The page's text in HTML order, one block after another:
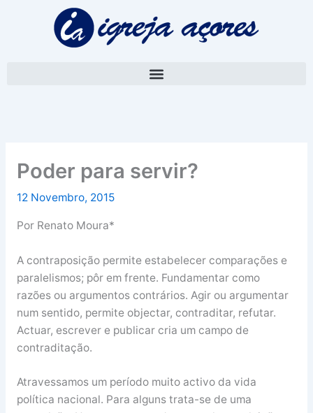
Poder para servir?
12 Novembro, 2015
Por Renato Moura*
A contraposição permite estabelecer comparações e
paralelismos; pôr em frente. Fundamentar como
razões ou argumentos contrários. Agir ou argumentar
num sentido, permite objectar, contraditar, refutar.
Actuar, escrever e publicar cria um campo de
contraditação.
Atravessamos um período muito activo da vida
política nacional. Para alguns trata-se de uma